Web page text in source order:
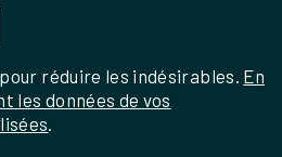
réduire les indésirables. En
les données de vos
.